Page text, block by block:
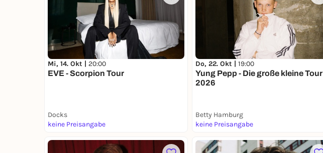
Mi, 14. Okt | 20:00
EVE - Scorpion Tour
Docks
keine Preisangabe
Do, 22. Okt | 19:00
Yung Pepp - Die große kleine Tour
2026
Betty Hamburg
keine Preisangabe